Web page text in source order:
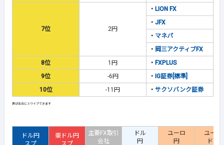
7位 2円
・ LION FX
・ JFX
・ マネパ
・ 岡三アクティブFX
8位
1円 ・ FXPLUS
9位
-6円 ・ IG証券[標準]
10位
-11円 ・ サクソバンク証券
ドル円
豪ドル円
主要FX取引
会社
ドル
円
ユーロ
円
ユーロ
ドル